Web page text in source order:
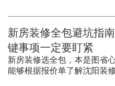
新房装修全包避坑指
键事项一定要盯紧
新房装修选全包，本是图省
能够根据报价单了解沈阳装